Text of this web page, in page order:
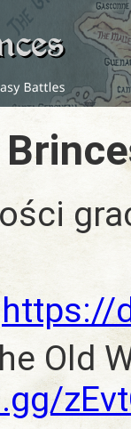
https://
Old